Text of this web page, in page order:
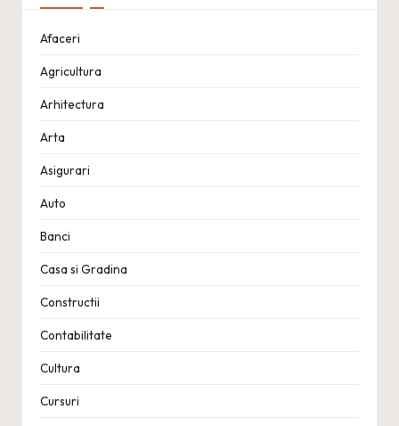
Afaceri
Agricultura
Arhitectura
Arta
Asigurari
Auto
Banci
Casa si Gradina
Constructii
Contabilitate
Cultura
Cursuri